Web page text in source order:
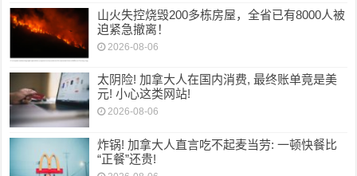
山火失控烧毁200多栋房屋，全省已有8000人被
迫紧急撤离！
2026-08-06
太阴险! 加拿大人在国内消费, 最终账单竟是美
元! 小心这类网站!
2026-08-06
炸锅! 加拿大人直言吃不起麦当劳: 一顿快餐比
“正餐”还贵!